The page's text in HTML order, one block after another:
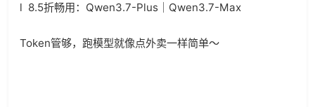
l 8.5折畅用： Qwen3.7-Plus Qwen3.7-Max
Token管够，跑模型就像点外卖一样简单～